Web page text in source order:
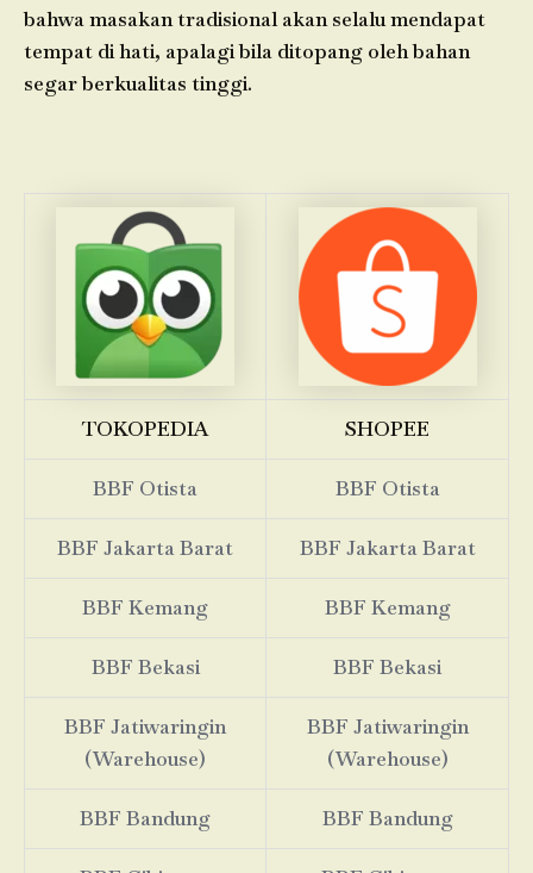
bahwa masakan tradisional akan selalu mendapat
tempat di hati, apalagi bila ditopang oleh bahan
segar berkualitas tinggi.
TOKOPEDIA SHOPEE
BBF Otista BBF Otista
BBF Jakarta Barat BBF Jakarta Barat
BBF Kemang BBF Kemang
BBF Bekasi BBF Bekasi
BBF Jatiwaringin
(Warehouse)
BBF Jatiwaringin
(Warehouse)
BBF Bandung BBF Bandung